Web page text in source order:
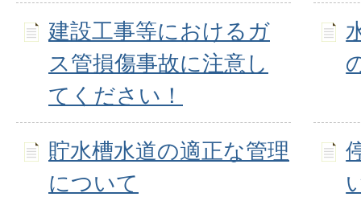
建設工事等におけるガ
ス管損傷事故に注意し
てください！
貯水槽水道の適正な管理
について